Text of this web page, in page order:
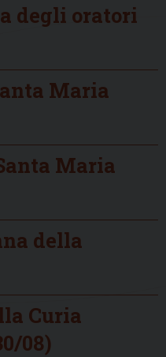
degli oratori
Maria
Maria
della
Curia
08)